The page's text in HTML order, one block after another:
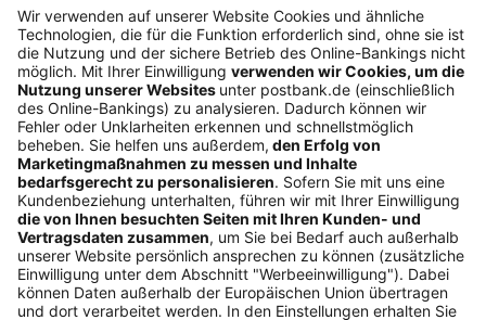
Interessant
Freundschaftswerbung
Schufa-Auskunft
Soziales Engagement
Nachhaltigkeit
ETF-Sparplanrechner
Beliebt
Umzugskredit